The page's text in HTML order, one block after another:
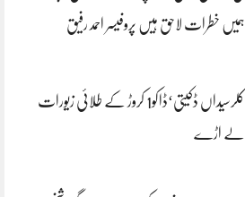
ہمیں خطرات لاحق ہیں پروفیسر احمد رفیق
کلرسیداں ڈکیتی‘ڈاکو1 کروڑ کے طلائی زیورات
لے اڑے